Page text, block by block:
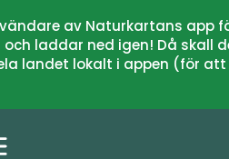
av Naturkartans app
laddar ned igen! Då skall
landet lokalt i appen (för